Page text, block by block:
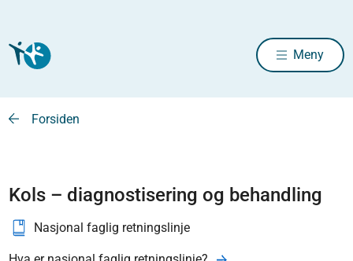
Meny
Forsiden
Kols – diagnostisering og behandling
Nasjonal faglig retningslinje